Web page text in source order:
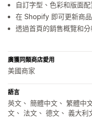
自訂字型、色彩和版面
在 Shopify 即可更新商
透過首頁的銷售概覽和
廣獲同類商店愛用
美國商家
語言
英文、 簡體中文、 繁體中
文、 法文、 德文、 義大利